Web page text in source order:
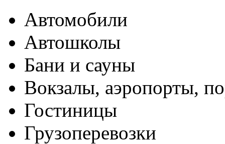
Автомобили
Автошколы
Бани и сауны
Вокзалы, аэропорты,
Гостиницы
Грузоперевозки